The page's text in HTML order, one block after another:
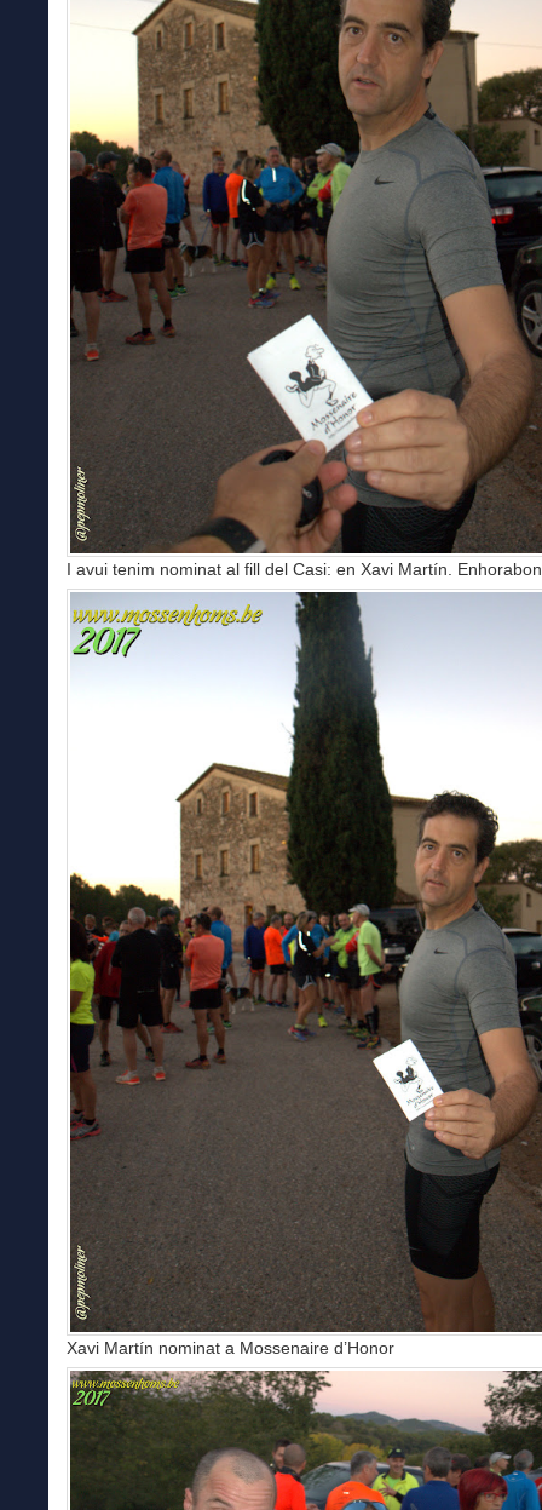
I avui tenim nominat al fill del Casi: en Xavi Martín.
Xavi Martín nominat a Mossenaire d’Honor